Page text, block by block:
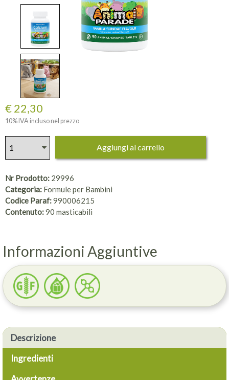
€ 22,30
10% IVA incluso nel prezzo
Aggiungi al carrello
Nr Prodotto: 29996
Categoria: Formule per Bambini
Codice Paraf:990006215
Contenuto:90 masticabili
Informazioni Aggiuntive
Descrizione
Ingredienti